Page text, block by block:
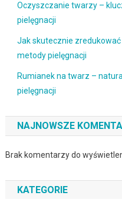
Oczyszczanie twarzy –
pielęgnacji
Jak skutecznie
metody pielęgnacji
Rumianek na twarz –
pielęgnacji
NAJNOWSZE
Brak komentarzy do
KATEGORIE